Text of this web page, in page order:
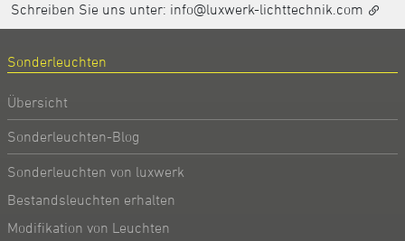
Schreiben Sie uns unter: info@luxwerk-lichttechnik.com
Sonderleuchten
Übersicht
Sonderleuchten-Blog
Sonderleuchten von luxwerk
Bestandsleuchten erhalten
Modifikation von Leuchten